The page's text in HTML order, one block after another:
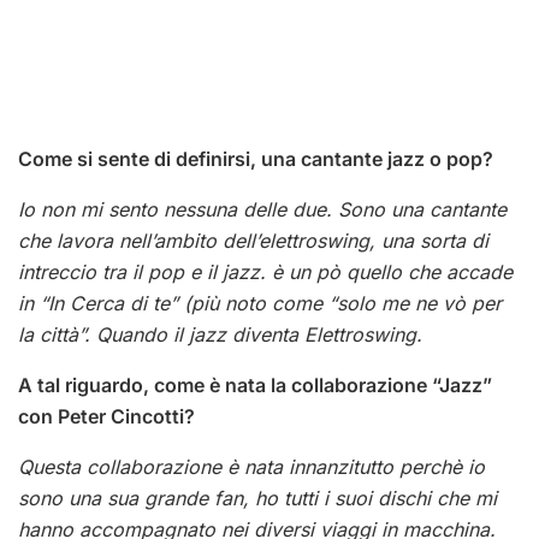
Come si sente di definirsi, una cantante jazz o pop?
Io non mi sento nessuna delle due. Sono una cantante
che lavora nell’ambito dell’elettroswing, una sorta di
intreccio tra il pop e il jazz. è un pò quello che accade
in “In Cerca di te” (più noto come “solo me ne vò per
la città”. Quando il jazz diventa Elettroswing.
A tal riguardo, come è nata la collaborazione “Jazz”
con Peter Cincotti?
Questa collaborazione è nata innanzitutto perchè io
sono una sua grande fan, ho tutti i suoi dischi che mi
hanno accompagnato nei diversi viaggi in macchina.